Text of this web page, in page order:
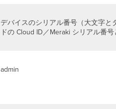
デバイスのシリアル番号（大文字と
ドの Cloud ID／Meraki シリアル番
admin